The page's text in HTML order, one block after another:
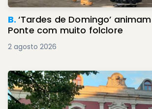
B.‘Tardes de Domingo’
Ponte com muito folclore
2 agosto 2026